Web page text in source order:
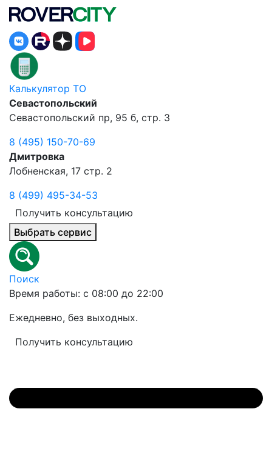
Калькулятор ТО
Севастопольский
Севастопольский пр, 95 б, стр. 3
8 (495) 150-70-69
Дмитровка
Лобненская, 17 стр. 2
8 (499) 495-34-53
Получить консультацию
Выбрать сервис
Поиск
Время работы: с 08:00 до 22:00
Ежедневно, без выходных.
Получить консультацию